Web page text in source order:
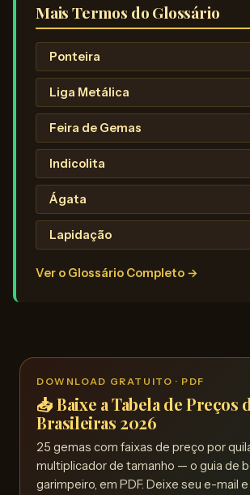
Mais Termos do Glossário
Ponteira
Liga Metálica
Feira de Gemas
Indicolita
Ágata
Lapidação
Ver o Glossário Completo →
DOWNLOAD GRATUITO · PDF
📥 Baixe a Tabela de Preços
Brasileiras 2026
25 gemas com faixas de preço por
multiplicador de tamanho — o guia de
garimpeiro, em PDF. Deixe seu e-mail